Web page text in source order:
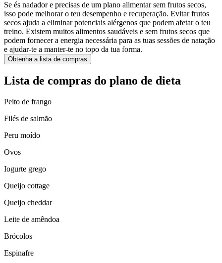
Se és nadador e precisas de um plano alimentar sem frutos secos,
isso pode melhorar o teu desempenho e recuperação. Evitar frutos
secos ajuda a eliminar potenciais alérgenos que podem afetar o teu
treino. Existem muitos alimentos saudáveis e sem frutos secos que
podem fornecer a energia necessária para as tuas sessões de natação
e ajudar-te a manter-te no topo da tua forma.
Obtenha a lista de compras
Lista de compras do plano de dieta
Peito de frango
Filés de salmão
Peru moído
Ovos
Iogurte grego
Queijo cottage
Queijo cheddar
Leite de amêndoa
Brócolos
Espinafre